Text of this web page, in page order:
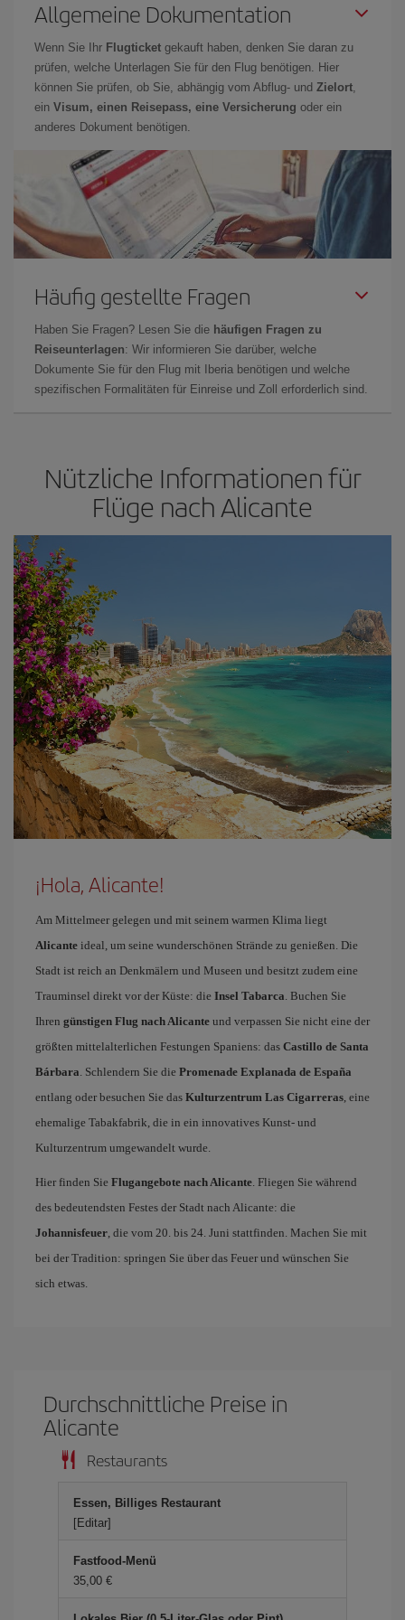
Allgemeine Dokumentation
Wenn Sie Ihr Flugticket gekauft haben, denken Sie daran zu
prüfen, welche Unterlagen Sie für den Flug benötigen. Hier
können Sie prüfen, ob Sie, abhängig vom Abflug- und Zielort,
ein Visum, einen Reisepass, eine Versicherung oder ein
anderes Dokument benötigen.
Häufig gestellte Fragen
Haben Sie Fragen? Lesen Sie die häufigen Fragen zu
Reiseunterlagen: Wir informieren Sie darüber, welche
Dokumente Sie für den Flug mit Iberia benötigen und welche
spezifischen Formalitäten für Einreise und Zoll erforderlich sind.
Nützliche Informationen für
Flüge nach Alicante
¡Hola, Alicante!
Am Mittelmeer gelegen und mit seinem warmen Klima liegt
Alicante ideal, um seine wunderschönen Strände zu genießen. Die
Stadt ist reich an Denkmälern und Museen und besitzt zudem eine
Trauminsel direkt vor der Küste: die Insel Tabarca. Buchen Sie
Ihren günstigen Flug nach Alicante und verpassen Sie nicht eine der
größten mittelalterlichen Festungen Spaniens: das Castillo de Santa
Bárbara. Schlendern Sie die Promenade Explanada de España
entlang oder besuchen Sie das Kulturzentrum Las Cigarreras, eine
ehemalige Tabakfabrik, die in ein innovatives Kunst- und
Kulturzentrum umgewandelt wurde.
Hier finden Sie Flugangebote nach Alicante. Fliegen Sie während
des bedeutendsten Festes der Stadt nach Alicante: die
Johannisfeuer, die vom 20. bis 24. Juni stattfinden. Machen Sie mit
bei der Tradition: springen Sie über das Feuer und wünschen Sie
sich etwas.
Durchschnittliche Preise in
Alicante
Restaurants
Essen, Billiges Restaurant
[Editar]
Fastfood-Menü
35,00 €